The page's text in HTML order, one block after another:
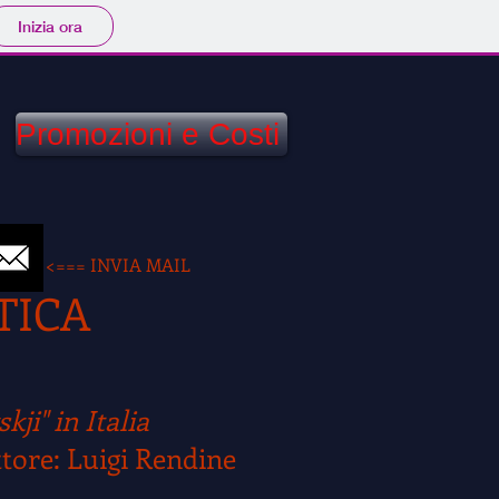
Inizia ora
Promozioni e Costi
<=== INVIA MAIL
in Italia
Rendine